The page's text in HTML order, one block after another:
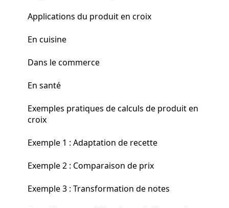
Applications du produit en croix
En cuisine
Dans le commerce
En santé
Exemples pratiques de calculs de produit en
croix
Exemple 1 : Adaptation de recette
Exemple 2 : Comparaison de prix
Exemple 3 : Transformation de notes